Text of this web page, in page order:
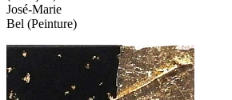
José-Marie
Bel (Peinture)